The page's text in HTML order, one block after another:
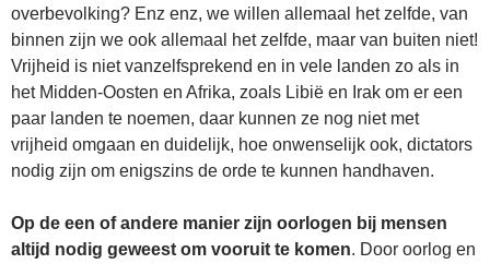
overbevolking? Enz enz, we willen allemaal het zelfde, van
binnen zijn we ook allemaal het zelfde, maar van buiten niet!
Vrijheid is niet vanzelfsprekend en in vele landen zo als in
het Midden-Oosten en Afrika, zoals Libië en Irak om er een
paar landen te noemen, daar kunnen ze nog niet met
vrijheid omgaan en duidelijk, hoe onwenselijk ook, dictators
nodig zijn om enigszins de orde te kunnen handhaven.
Op de een of andere manier zijn oorlogen bij mensen
altijd nodig geweest om vooruit te komen. Door oorlog en